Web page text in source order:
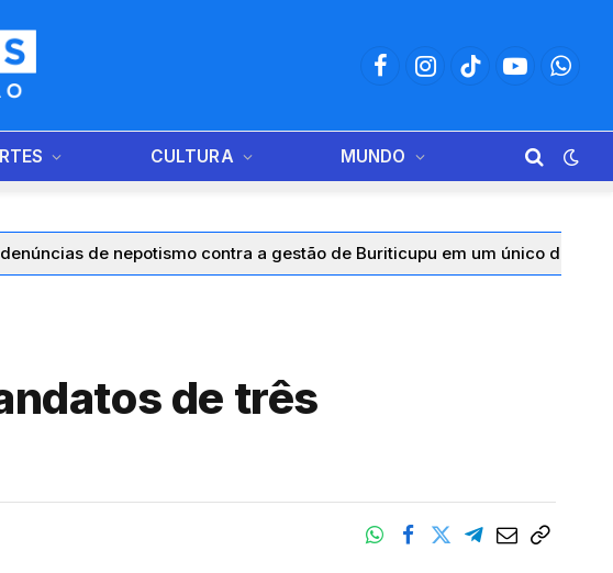
FacebookInstagramTikTokYouTube
CULTURA MUNDO
contra a gestão de Buriticupu em um único dia Educação de
de três